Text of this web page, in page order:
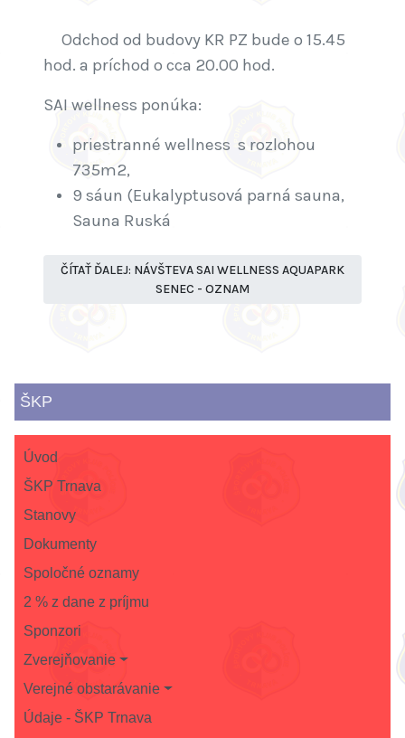
Odchod od budovy KR PZ bude o 15.45
hod. a príchod o cca 20.00 hod.
SAI wellness ponúka:
priestranné wellness s rozlohou
735m2,
9 sáun (Eukalyptusová parná sauna,
Sauna Ruská
ČÍTAŤ ĎALEJ: NÁVŠTEVA SAI WELLNESS AQUAPARK
SENEC - OZNAM
ŠKP
Úvod
ŠKP Trnava
Stanovy
Dokumenty
Spoločné oznamy
2 % z dane z príjmu
Sponzori
Zverejňovanie
Verejné obstarávanie
Údaje - ŠKP Trnava